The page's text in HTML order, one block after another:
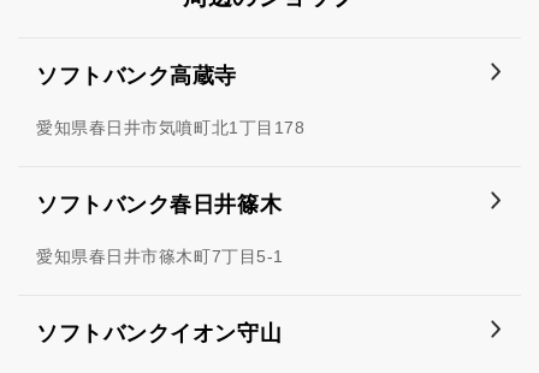
ソフトバンク高蔵寺
愛知県春日井市気噴町北1丁目178
ソフトバンク春日井篠木
愛知県春日井市篠木町7丁目5-1
ソフトバンクイオン守山